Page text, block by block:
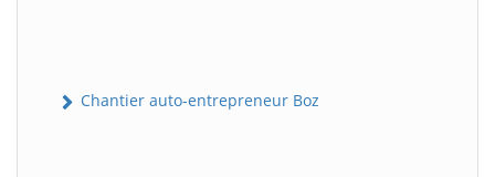
Chantier auto-entrepreneur Boz